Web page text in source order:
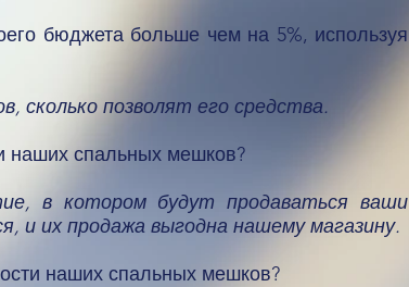
бюджета больше чем на 5%, используя
сколько позволят его средства.
наших спальных мешков?
в котором будут продаваться ваши
и их продажа выгодна нашему магазину.
наших спальных мешков?